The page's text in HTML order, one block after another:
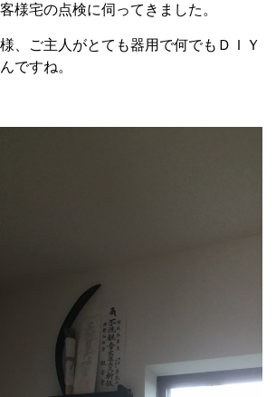
様宅の点検に伺ってきました。
、ご主人がとても器用で何でもＤＩＹ
ですね。